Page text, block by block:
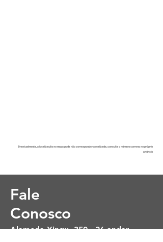
Eventualmente, a localização no mapa pode não corresponder a realizade, consulte o número correno no próprio
anúncio
Fale
Conosco
Alameda Xingu, 350 - 26 andar